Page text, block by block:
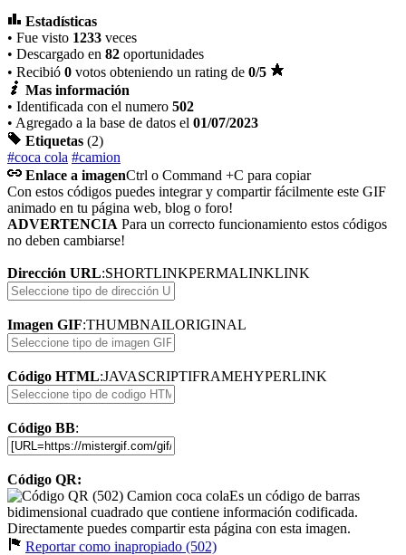
Estadísticas
• Fue visto 1233 veces
• Descargado en 82 oportunidades
• Recibió 0 votos obteniendo un rating de 0/5
Mas información
• Identificada con el numero 502
• Agregado a la base de datos el 01/07/2023
Etiquetas (2)
#coca cola #camion
Enlace a imagenCtrl o Command +C para copiar
Con estos códigos puedes integrar y compartir fácilmente este GIF
animado en tu página web, blog o foro!
ADVERTENCIA Para un correcto funcionamiento estos códigos
no deben cambiarse!
Dirección URL:SHORTLINKPERMALINKLINK
Imagen GIF:THUMBNAILORIGINAL
Código HTML:JAVASCRIPTIFRAMEHYPERLINK
Código BB:
Código QR:
Es un código de barras
bidimensional cuadrado que contiene información codificada.
Directamente puedes compartir esta página con esta imagen.
Reportar como inapropiado (502)